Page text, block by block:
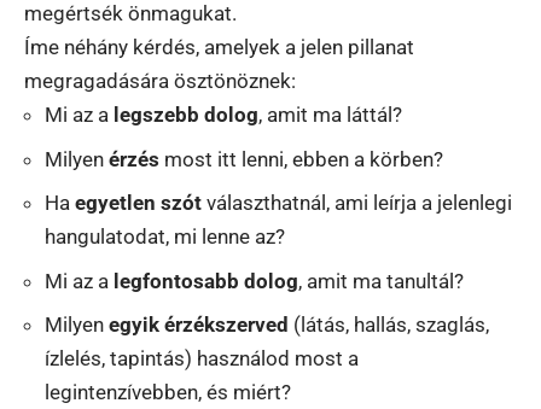
megértsék önmagukat.
Íme néhány kérdés, amelyek a jelen pillanat
megragadására ösztönöznek:
Mi az a legszebb dolog, amit ma láttál?
Milyen érzés most itt lenni, ebben a körben?
Ha egyetlen szót választhatnál, ami leírja a jelenlegi
hangulatodat, mi lenne az?
Mi az a legfontosabb dolog, amit ma tanultál?
Milyen egyik érzékszerved (látás, hallás, szaglás,
ízlelés, tapintás) használod most a
legintenzívebben, és miért?